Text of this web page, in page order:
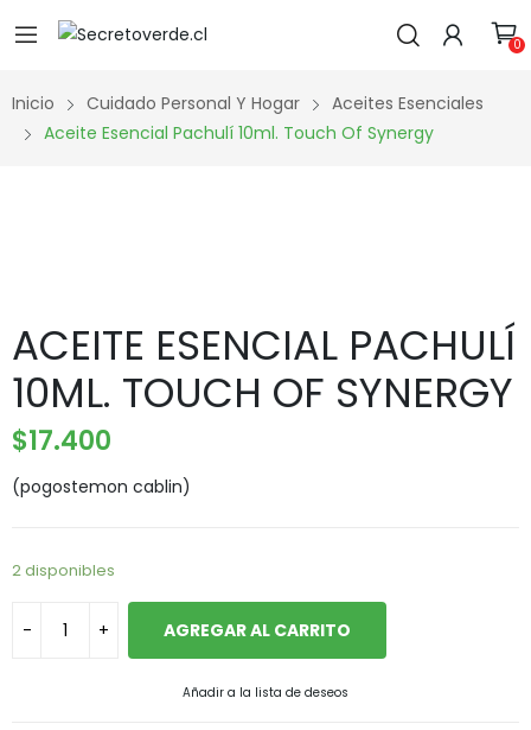
0
Inicio Cuidado Personal Y Hogar
Aceites Esenciales
Aceite Esencial Pachulí 10ml. Touch Of Synergy
ACEITE ESENCIAL PACHULÍ
10ML. TOUCH OF SYNERGY
$17.400
(pogostemon cablin)
2 disponibles
AGREGAR AL CARRITO
Añadir a la lista de deseos